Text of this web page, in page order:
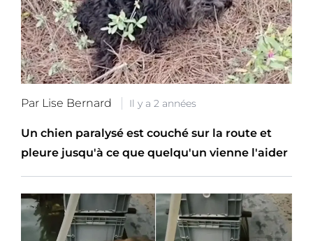
Par Lise Bernard Il y a 2 années
Un chien paralysé est couché sur la route et
pleure jusqu'à ce que quelqu'un vienne l'aider